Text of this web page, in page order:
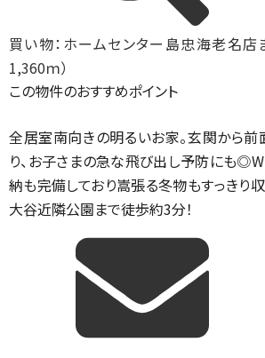
買い物：ホームセンター 島忠海老名店
1,360ｍ）
この物件のおすすめポイント
全居室南向きの明るいお家。玄関から
り、お子さまの急な飛び出し予防にも
納も完備しており嵩張る冬物もすっきり
大谷近隣公園まで徒歩約3分！